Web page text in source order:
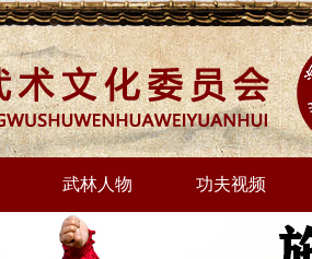
武林人物 功夫视频